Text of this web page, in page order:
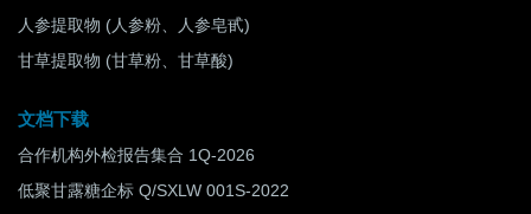
人参提取物 (人参粉、人参皂甙)
甘草提取物 (甘草粉、甘草酸)
文档下载
合作机构外检报告集合 1Q-2026
低聚甘露糖企标 Q/SXLW 001S-2022